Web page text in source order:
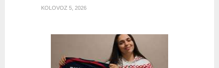
KOLOVOZ 5, 2026